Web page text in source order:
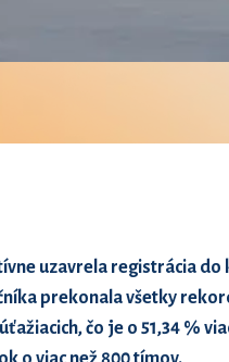
uzavrela registrácia
prekonala všetky
čo je o 51,34 %